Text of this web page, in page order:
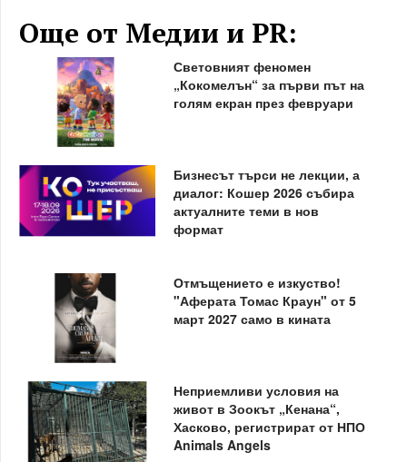
Още от Медии и PR:
Световният феномен
„Кокомелън“ за първи път на
голям екран през февруари
Бизнесът търси не лекции, а
диалог: Кошер 2026 събира
актуалните теми в нов
формат
Отмъщението е изкуство!
"Аферата Томас Краун" от 5
март 2027 само в кината
Неприемливи условия на
живот в Зоокът „Кенана“,
Хасково, регистрират от НПО
Animals Angels